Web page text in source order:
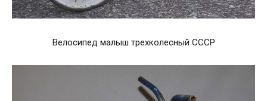
Велосипед малыш трехколесный СССР